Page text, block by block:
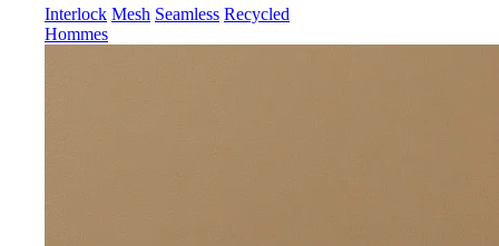
Interlock Mesh Seamless Recycled
Hommes